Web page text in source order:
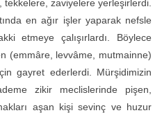
zaviyelere yerleşirlerdi.
en ağır işler yaparak nefsle
etmeye çalışırlardı. Böylece
(emmâre, levvâme, mutmainne)
gayret ederlerdi. Mürşidimizin
zikir meclislerinde pişen,
aşan kişi sevinç ve huzur